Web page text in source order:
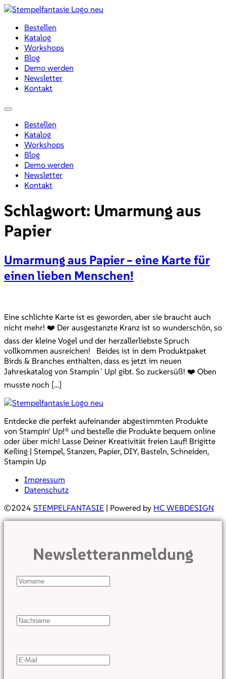
Zum
wechselnBestellen
Katalog
Workshops
Blog
Demo werden
Newsletter
Kontakt
Menü
Bestellen
Katalog
Workshops
Blog
Demo werden
Newsletter
Kontakt
Schlagwort: Umarmung aus
Papier
Umarmung aus Papier – eine Karte für
einen lieben Menschen!
Eine schlichte Karte ist es geworden, aber sie braucht auch
nicht mehr! ❤️ Der ausgestanzte Kranz ist so wunderschön, so
dass der kleine Vogel und der herzallerliebste Spruch
vollkommen ausreichen! Beides ist in dem Produktpaket
Birds & Branches enthalten, dass es jetzt im neuen
Jahreskatalog von Stampin`Up! gibt. So zuckersüß! ❤️ Oben
musste noch […]
Entdecke die perfekt aufeinander abgestimmten Produkte
von Stampin‘ Up!® und bestelle die Produkte bequem online
oder über mich! Lasse Deiner Kreativität freien Lauf! Brigitte
Keiling | Stempel, Stanzen, Papier, DIY, Basteln, Schneiden,
Stampin Up
Impressum
Datenschutz
©2024 STEMPELFANTASIE | Powered by HC WEBDESIGN
Newsletteranmeldung